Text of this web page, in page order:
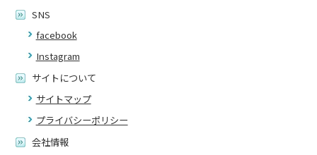
SNS
facebook
Instagram
サイトについて
サイトマップ
プライバシーポリシー
会社情報